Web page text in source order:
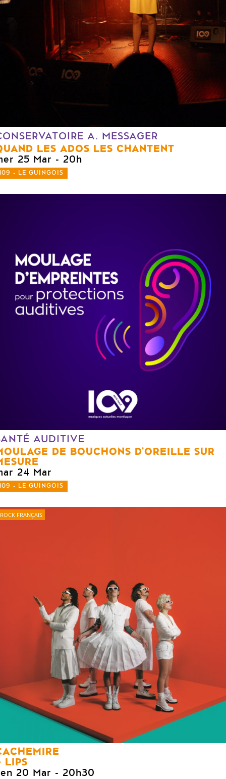
A. MESSAGER
LES ADOS LES CHANTENT
25 Mar - 20h
- LE GUINGOIS
AUDITIVE
DE BOUCHONS D’OREILLE SUR
24 Mar
- LE GUINGOIS
ROCK FRANÇAIS
LIPS
20 Mar - 20h30